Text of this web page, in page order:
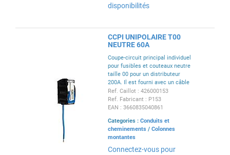
disponibilités
CCPI UNIPOLAIRE T00
NEUTRE 60A
Coupe-circuit principal individuel
pour fusibles et couteaux neutre
taille 00 pour un distributeur
200A. Il est fourni avec un câble
de 16 mm², de longueur 200
mm.
Ref. Caillot : 426000153
Ref. Fabricant : P153
EAN : 3660835040861
Categories : Conduits et
cheminements / Colonnes
montantes
Connectez-vous pour